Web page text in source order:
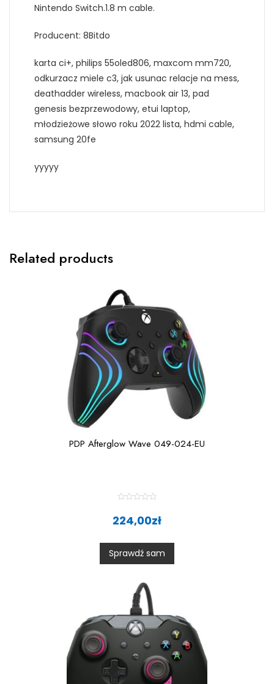
Nintendo Switch.1.8 m cable.
Producent: 8Bitdo
karta ci+, philips 55oled806, maxcom mm720,
odkurzacz miele c3, jak usunac relacje na mess,
deathadder wireless, macbook air 13, pad
genesis bezprzewodowy, etui laptop,
młodzieżowe słowo roku 2022 lista, hdmi cable,
samsung 20fe
yyyyy
Related products
PDP Afterglow Wave 049-024-EU
t
0
o
u
t
224,00zł
Sprawdź sam